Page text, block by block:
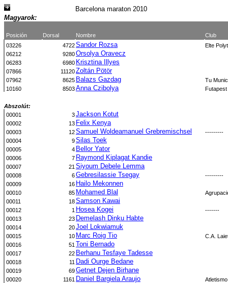
Barcelona maraton 2010
Magyarok:
Posición Dorsal Nombre
Club
03226
4722Sandor Rozsa
Elte
06212
9280Orsolya Oravecz
06283 6980 Krisztina Illyes
07866 11120Zoltán Pötör
07962 8625 Balazs Gazdag
Tu
10160
8503Anna Czibolya Futapest
Abszolút:
00001
3Jackson Kotut
00002 13 Felix Kenya
00003 12Samuel Woldeamanuel Grebremischsel
---------
00004
9Silas Toek
00005 4 Bellor Yator
00006 7 Raymond Kiplagat Kandie
00007 21 Siyoum Debele Lemma
00008 6Gebresilassie Tsegay
---------
00009
16 Hailo Mekonnen
00010 85 Mohamed Blal
00011
18Samson Kawai
00012 1 Hosea Kogei
-------
00013
23 Demelash Dinku Habte
00014 20Joel Lokwiamuk
00015 10 Marc Roig Tio
C.A.
00016
51 Toni Bernado
00017 22 Berhanu Tesfaye Tadesse
00018 11 Dadi Ourge Bedane
00019 69Getnet Dejen Birhane
00020 1161 Daniel Bargiela Araujo